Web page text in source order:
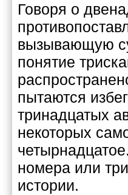
Говоря о
вызывающую
понятие
пытаются
тринадцатых
некоторых
номера или
истории.